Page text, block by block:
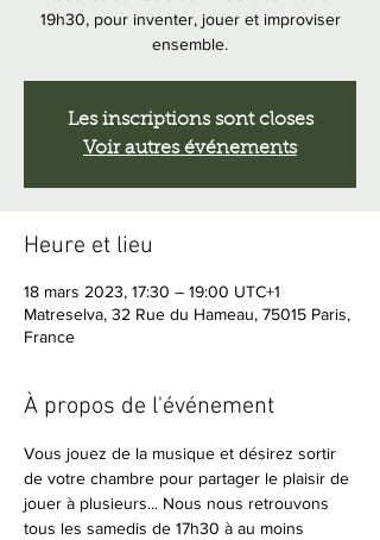
19h30, pour inventer, jouer et improviser
ensemble.
Les inscriptions sont closes
Voir autres événements
Heure et lieu
18 mars 2023, 17:30 – 19:00 UTC+1
Matreselva, 32 Rue du Hameau, 75015 Paris,
France
À propos de l'événement
Vous jouez de la musique et désirez sortir
de votre chambre pour partager le plaisir de
jouer à plusieurs... Nous nous retrouvons
tous les samedis de 17h30 à au moins